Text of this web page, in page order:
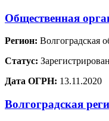
Общественная
Регион: Волгоградская
Статус:
Дата ОГРН: 13.11.2020
Волгоградская